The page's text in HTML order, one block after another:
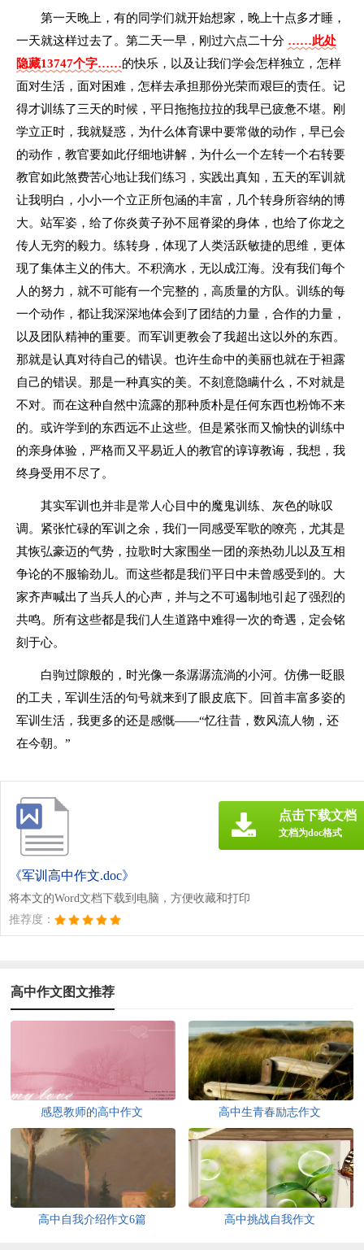
第一天晚上，有的同学们就开始想家，晚上十点多才睡，
一天就这样过去了。第二天一早，刚过六点二十分 ……此处
隐藏13747个字……的快乐，以及让我们学会怎样独立，怎样
面对生活，面对困难，怎样去承担那份光荣而艰巨的责任。记
得才训练了三天的时候，平日拖拖拉拉的我早已疲惫不堪。刚
学立正时，我就疑惑，为什么体育课中要常做的动作，早已会
的动作，教官要如此仔细地讲解，为什么一个左转一个右转要
教官如此煞费苦心地让我们练习，实践出真知，五天的军训就
让我明白，小小一个立正所包涵的丰富，几个转身所容纳的博
大。站军姿，给了你炎黄子孙不屈脊梁的身体，也给了你龙之
传人无穷的毅力。练转身，体现了人类活跃敏捷的思维，更体
现了集体主义的伟大。不积滴水，无以成江海。没有我们每个
人的努力，就不可能有一个完整的，高质量的方队。训练的每
一个动作，都让我深深地体会到了团结的力量，合作的力量，
以及团队精神的重要。而军训更教会了我超出这以外的东西。
那就是认真对待自己的错误。也许生命中的美丽也就在于袒露
自己的错误。那是一种真实的美。不刻意隐瞒什么，不对就是
不对。而在这种自然中流露的那种质朴是任何东西也粉饰不来
的。或许学到的东西远不止这些。但是紧张而又愉快的训练中
的亲身体验，严格而又平易近人的教官的谆谆教诲，我想，我
终身受用不尽了。
其实军训也并非是常人心目中的魔鬼训练、灰色的咏叹
调。紧张忙碌的军训之余，我们一同感受军歌的嘹亮，尤其是
其恢弘豪迈的气势，拉歌时大家围坐一团的亲热劲儿以及互相
争论的不服输劲儿。而这些都是我们平日中未曾感受到的。大
家齐声喊出了当兵人的心声，并与之不可遏制地引起了强烈的
共鸣。所有这些都是我们人生道路中难得一次的奇遇，定会铭
刻于心。
白驹过隙般的，时光像一条潺潺流淌的小河。仿佛一眨眼
的工夫，军训生活的句号就来到了眼皮底下。回首丰富多姿的
军训生活，我更多的还是感慨——“忆往昔，数风流人物，还
在今朝。”
《军训高中作文.doc》
将本文的Word文档下载到电脑，方便收藏和打印
推荐度：
点击下载文档
文档为doc格式
高中作文图文推荐
感恩教师的高中作文 高中生青春励志作文
高中自我介绍作文6篇 高中挑战自我作文